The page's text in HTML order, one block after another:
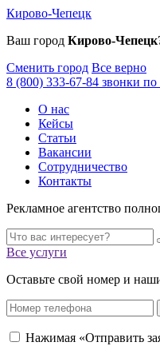
Кирово-Чепецк
Ваш город Кирово-
Сменить город Все верно
8 (800) 333-67-84 звонки
О нас
Кейсы
Статьи
Вакансии
Сотрудничество
Контакты
Рекламное агентство
Все услуги
Оставьте свой номер и
Нажимая «Отправить